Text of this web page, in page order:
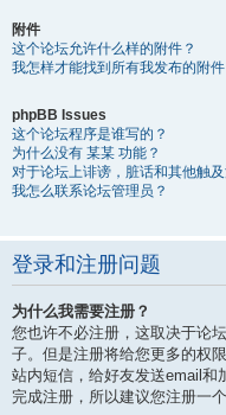
附件
这个论坛允许什么样的附件？
我怎样才能找到所有我发布的附件
phpBB Issues
这个论坛程序是谁写的？
为什么没有 某某 功能？
对于论坛上诽谤，脏话和其他触
我怎么联系论坛管理员？
登录和注册问题
为什么我需要注册？
您也许不必注册，这取决于论
子。但是注册将给您更多的权
站内短信，给好友发送email和
完成注册，所以建议您注册一个